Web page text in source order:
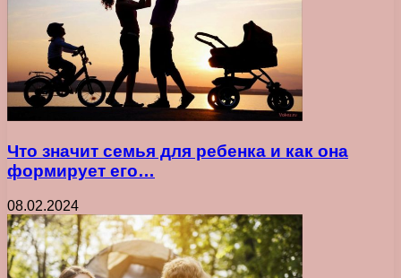
Что значит семья для ребенка и как она
формирует его…
08.02.2024